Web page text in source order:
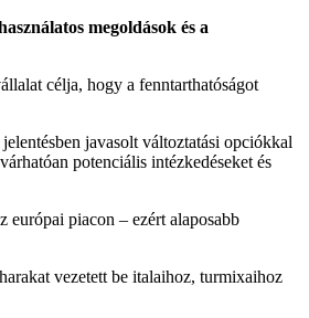
megoldások és a
célja, hogy a fenntarthatóságot
javasolt változtatási opciókkal
potenciális intézkedéseket és
európai piacon – ezért alaposabb
vezetett be italaihoz, turmixaihoz